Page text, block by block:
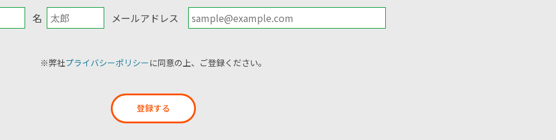
名 メールアドレス
※弊社プライバシーポリシーに同意の上、ご登録ください。
登録する